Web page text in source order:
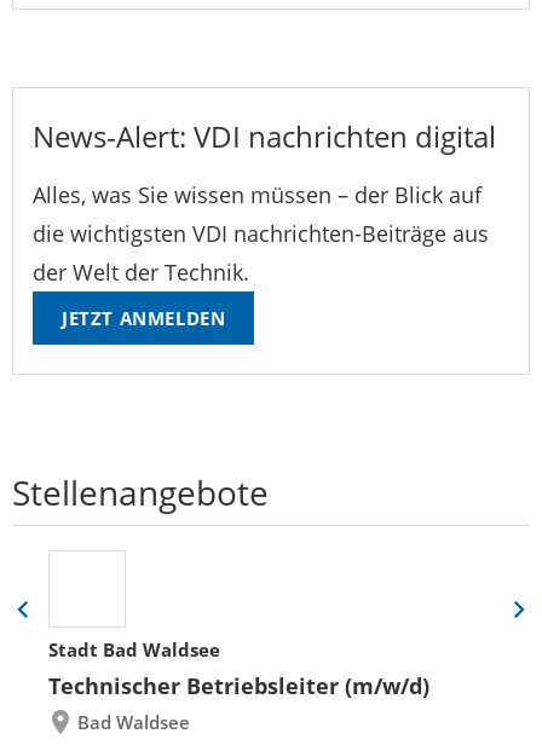
News-Alert: VDI nachrichten digital
Alles, was Sie wissen müssen – der Blick auf
die wichtigsten VDI nachrichten-Beiträge aus
der Welt der Technik.
JETZT ANMELDEN
Stellenangebote
Stadt Bad Waldsee
Technischer Betriebsleiter (m/w/d)
Bad Waldsee
Folie
zurück
Eine